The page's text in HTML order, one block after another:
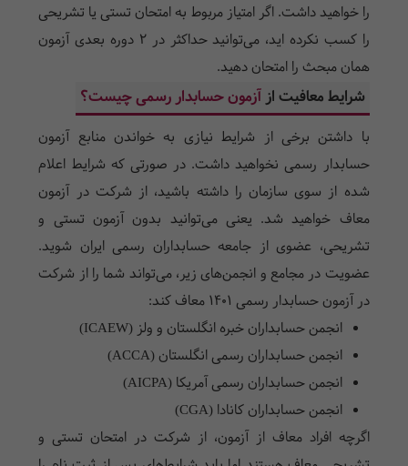
را خواهید داشت. اگر امتیاز مربوط به امتحان تستی یا تشریحی
را کسب نکرده اید، می‌توانید حداکثر در 2 دوره بعدی آزمون
همان مبحث را امتحان دهید.
شرایط معافیت ازآزمون حسابدار رسمی چیست؟
با داشتن برخی از شرایط نیازی به خواندن منابع آزمون
حسابدار رسمی نخواهید داشت. در صورتی که شرایط اعلام
شده از سوی سازمان را داشته باشید، از شرکت در آزمون
معاف خواهید شد. یعنی می‌توانید بدون آزمون تستی و
تشریحی، عضوی از جامعه حسابداران رسمی ایران شوید.
عضویت در مجامع و انجمن‌های زیر، می‌تواند شما را از شرکت
در آزمون حسابدار رسمی 1401 معاف کند:
انجمن حسابداران خبره انگلستان و ولز (ICAEW)
انجمن حسابداران رسمی انگلستان (ACCA)
انجمن حسابداران رسمی آمریکا (AICPA)
انجمن حسابداران کانادا (CGA)
اگرچه افراد معاف از آزمون، از شرکت در امتحان تستی و